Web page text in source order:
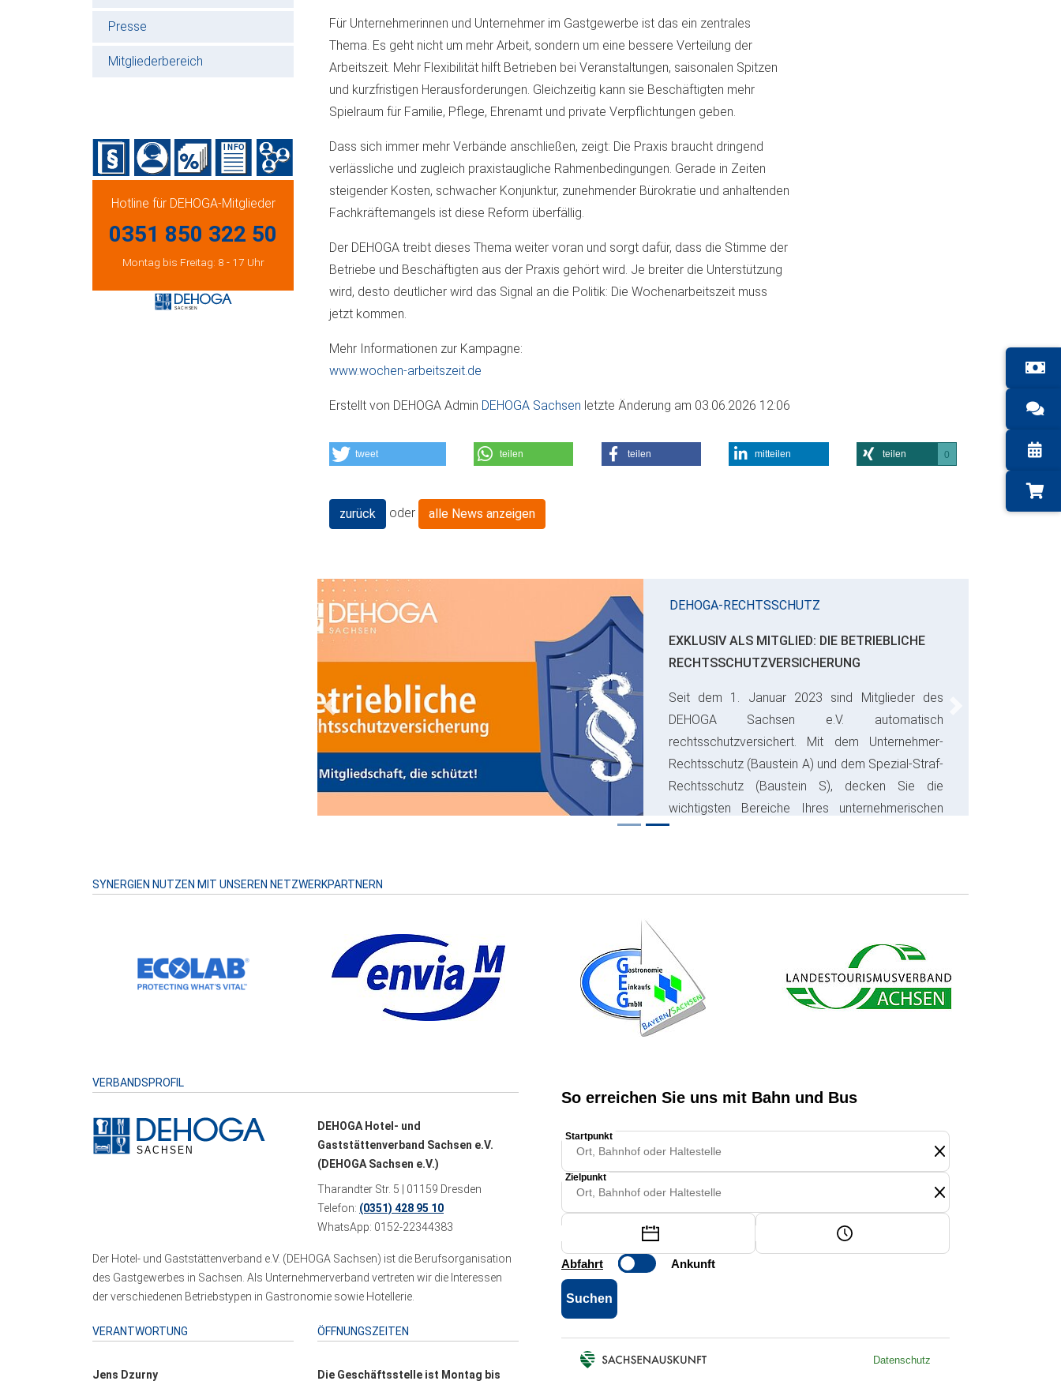
Presse
Mitgliederbereich
Hotline für DEHOGA-Mitglieder
0351 850 322 50
Montag bis Freitag: 8 - 17 Uhr
Für Unternehmerinnen und Unternehmer im Gastgewerbe ist das ein zentrales
Thema. Es geht nicht um mehr Arbeit, sondern um eine bessere Verteilung der
Arbeitszeit. Mehr Flexibilität hilft Betrieben bei Veranstaltungen, saisonalen Spitzen
und kurzfristigen Herausforderungen. Gleichzeitig kann sie Beschäftigten mehr
Spielraum für Familie, Pflege, Ehrenamt und private Verpflichtungen geben.
Dass sich immer mehr Verbände anschließen, zeigt: Die Praxis braucht dringend
verlässliche und zugleich praxistaugliche Rahmenbedingungen. Gerade in Zeiten
steigender Kosten, schwacher Konjunktur, zunehmender Bürokratie und anhaltenden
Fachkräftemangels ist diese Reform überfällig.
Der DEHOGA treibt dieses Thema weiter voran und sorgt dafür, dass die Stimme der
Betriebe und Beschäftigten aus der Praxis gehört wird. Je breiter die Unterstützung
wird, desto deutlicher wird das Signal an die Politik: Die Wochenarbeitszeit muss
jetzt kommen.
Mehr Informationen zur Kampagne:
www.wochen-arbeitszeit.de
Erstellt von DEHOGA Admin DEHOGA Sachsen letzte Änderung am 03.06.2026 12:06
tweet teilen teilen mitteilen teilen 0
zurück oder alle News anzeigen
DEHOGA-RECHTSSCHUTZ
EXKLUSIV ALS MITGLIED: DIE BETRIEBLICHE
RECHTSSCHUTZVERSICHERUNG
Seit dem 1. Januar 2023 sind Mitglieder des
DEHOGA Sachsen e.V. automatisch
rechtsschutzversichert. Mit dem Unternehmer-
Rechtsschutz (Baustein A) und dem Spezial-Straf-
Rechtsschutz (Baustein S), decken Sie die
wichtigsten Bereiche Ihres unternehmerischen
Risikos ab und sparen bares Geld.
Previous
SYNERGIEN NUTZEN MIT UNSEREN NETZWERKPARTNERN
VERBANDSPROFIL
DEHOGA Hotel- und
Gaststättenverband Sachsen e.V.
(DEHOGA Sachsen e.V.)
Tharandter Str. 5 | 01159 Dresden
Telefon: (0351) 428 95 10
WhatsApp: 0152-22344383
Der Hotel- und Gaststättenverband e.V. (DEHOGA Sachsen) ist die Berufsorganisation
des Gastgewerbes in Sachsen. Als Unternehmerverband vertreten wir die Interessen
der verschiedenen Betriebstypen in Gastronomie sowie Hotellerie.
VERANTWORTUNG
Jens Dzurny
ÖFFNUNGSZEITEN
Die Geschäftsstelle ist Montag bis